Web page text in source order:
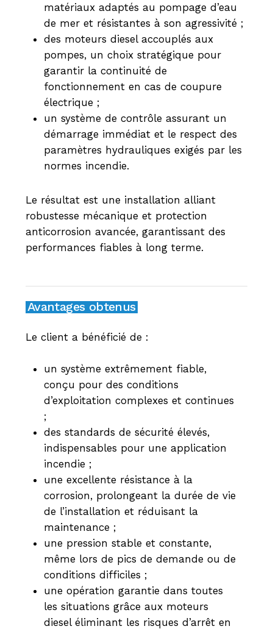
matériaux adaptés au pompage d’eau
de mer et résistantes à son agressivité ;
des moteurs diesel accouplés aux
pompes, un choix stratégique pour
garantir la continuité de
fonctionnement en cas de coupure
électrique ;
un système de contrôle assurant un
démarrage immédiat et le respect des
paramètres hydrauliques exigés par les
normes incendie.
Le résultat est une installation alliant
robustesse mécanique et protection
anticorrosion avancée, garantissant des
performances fiables à long terme.
Avantages obtenus
Le client a bénéficié de :
un système extrêmement fiable,
conçu pour des conditions
d’exploitation complexes et continues
;
des standards de sécurité élevés,
indispensables pour une application
incendie ;
une excellente résistance à la
corrosion, prolongeant la durée de vie
de l’installation et réduisant la
maintenance ;
une pression stable et constante,
même lors de pics de demande ou de
conditions difficiles ;
une opération garantie dans toutes
les situations grâce aux moteurs
diesel éliminant les risques d’arrêt en